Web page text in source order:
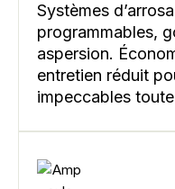
Systèmes
programmables,
aspersion.
entretien réduit
impeccables toute